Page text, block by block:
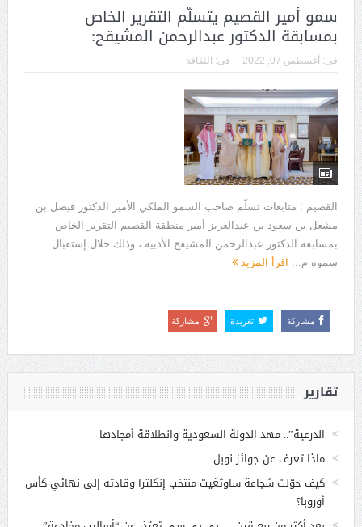
سمو أمير القصيم يتسلّم التقرير الخاص
بمسابقة الدكتور عبدالرحمن المشيقح:
فى: أغسطس 07, 2022 فى: الثقافة
القصيم : متابعات تسلّم صاحب السمو الملكي الأمير الدكتور فيصل بن
مشعل بن سعود بن عبدالعزيز أمير منطقة القصيم التقرير الخاص
بمسابقة الدكتور عبدالرحمن المشيقح الأدبية ، وذلك خلال إستقبال
سموه م... اقرأ المزيد
مشاركة تغريدة مشاركة
تقارير
الدرعية”.. مهد الدولة السعودية وانطلاقة أمجادها
ماذا تعرف عن جوائز نوبل
كيف حوّلت شجاعة ساوثغيت منتخب إنكلترا وقادته إلى نهائي كأس
أوروبا؟